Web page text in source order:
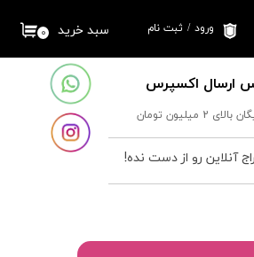
ارسال اکسپرس
2 میلیون تومان
۰ سبد خرید ورود / ثبت نام
تغییر گذر واژه
سفارشات
خروج از حساب
کاربری
آنلاین رو از دست نده!